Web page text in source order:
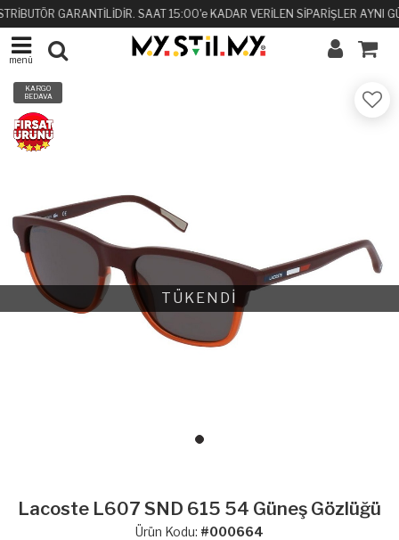
GARANTİLİDİR. SAAT 15:00'e KADAR VERİLEN SİPARİŞLER AYNI
menü
TÜKENDİ
KARGO
BEDAVA
Lacoste L607 SND 615 54 Güneş Gözlüğü
Ürün Kodu: #000664